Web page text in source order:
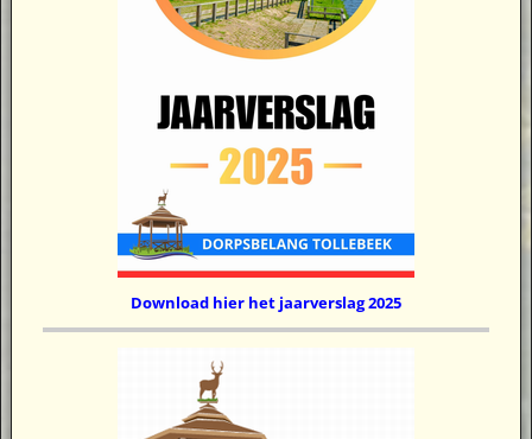
Download hier het jaarverslag 2025